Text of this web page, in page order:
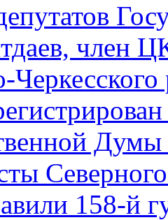
член
Северного
158-й